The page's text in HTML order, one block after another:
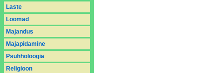
Laste
Loomad
Majandus
Majapidamine
Psühholoogia
Religioon